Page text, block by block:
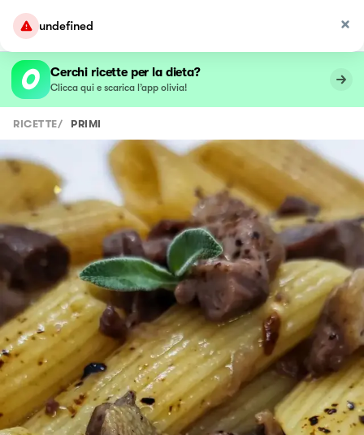
undefined
Cerchi ricette per la dieta?
Clicca qui e scarica l’app olivia!
RICETTE/ PRIMI